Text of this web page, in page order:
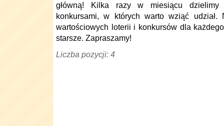
główną! Kilka razy w miesiącu
konkursami, w których warto wziąć
wartościowych loterii i konkursów dla
starsze. Zapraszamy!
Liczba pozycji: 4